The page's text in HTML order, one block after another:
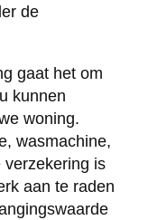
de
gaat het om
kunnen
woning.
wasmachine,
verzekering is
aan te raden